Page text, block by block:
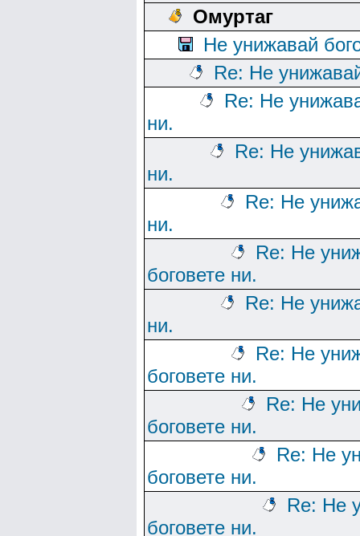
Омуртаг
Не унижавай
Re: Не
Re: Не
ни.
Re: Не
ни.
Re: Не
ни.
Re: Не
боговете ни.
Re: Не
ни.
Re: Не
боговете ни.
Re: Не
боговете ни.
Re: Не
боговете ни.
Re: Не
боговете ни.